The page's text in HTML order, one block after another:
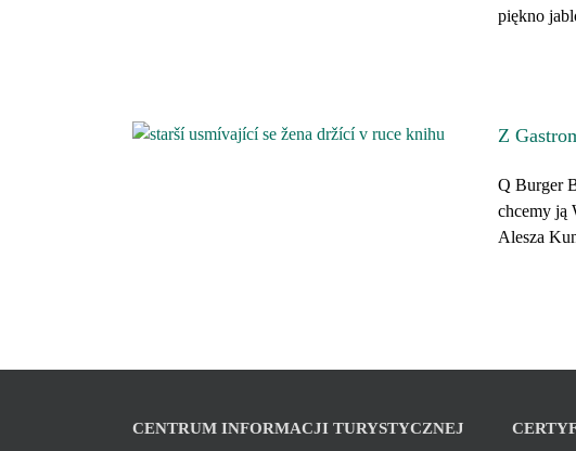
piękno
Z
Q Burger
chcemy ją
Alesza
CENTRUM INFORMACJI TURYSTYCZNEJ